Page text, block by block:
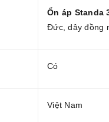
Ổn áp Standa
Đức, dây đồng
Có
Việt Nam